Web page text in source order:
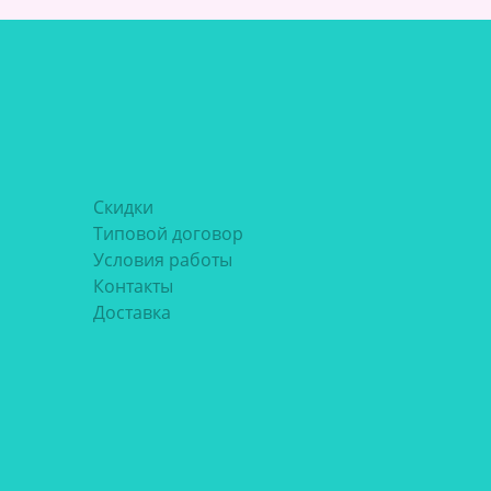
Скидки
Типовой договор
Условия работы
Контакты
Доставка